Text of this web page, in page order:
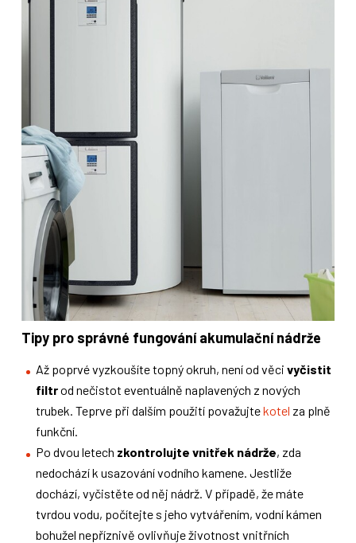
Tipy pro správné fungování akumulační nádrže
Až poprvé vyzkoušíte topný okruh, není od věci vyčistit
filtrod nečistot eventuálně naplavených z nových
trubek. Teprve při dalším použití považujtekotel za plně
funkční.
Po dvou letech zkontrolujte vnitřek nádrže, zda
nedochází k usazování vodního kamene. Jestliže
dochází, vyčistěte od něj nádrž. V případě, že máte
tvrdou vodu, počítejte s jeho vytvářením, vodní kámen
bohužel nepříznivě ovlivňuje životnost vnitřních